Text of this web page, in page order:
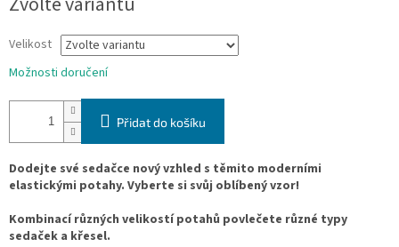
cena:
Velikost
Možnosti doručení
Přidat do košíku
Dodejte své sedačce nový vzhled s těmito moderními
elastickými potahy. Vyberte si svůj oblíbený vzor!
Kombinací různých velikostí potahů povlečete různé typy
sedaček a křesel.